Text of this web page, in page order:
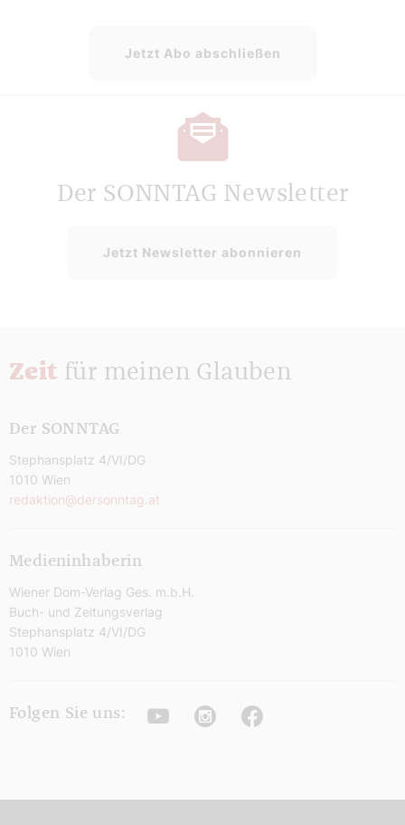
Jetzt Abo abschließen
Der SONNTAG Newsletter
Jetzt Newsletter abonnieren
Zeit für meinen Glauben
Der SONNTAG
Stephansplatz 4/VI/DG
1010 Wien
redaktion@dersonntag.at
Medieninhaberin
Wiener Dom-Verlag Ges. m.b.H.
Buch- und Zeitungsverlag
Stephansplatz 4/VI/DG
1010 Wien
Folgen Sie uns: YoutubeInstagramFacebook